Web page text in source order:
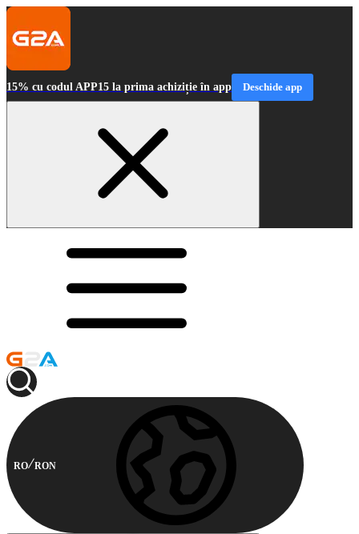
15% cu codul APP15 la prima achiziție în app Deschide app
RO RON